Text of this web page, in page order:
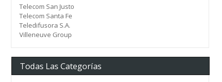
Telecom San Justo
Telecom Santa Fe
Teledifusora S.A.
Villeneuve Group
Todas Las Categorías